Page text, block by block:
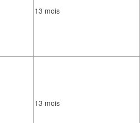
13 mois
13 mois